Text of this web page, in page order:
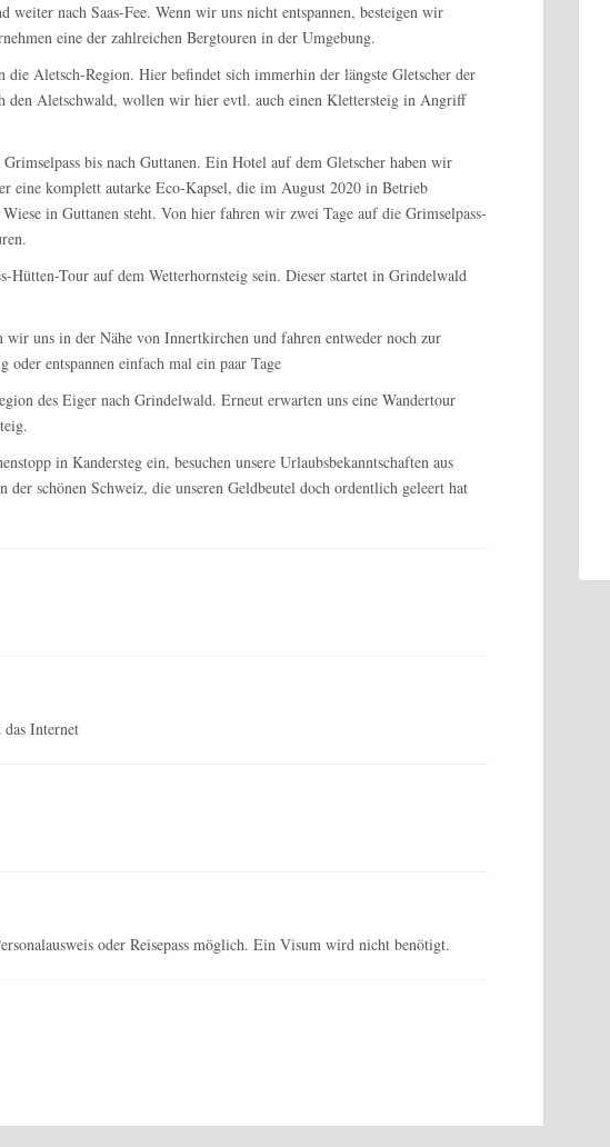
weiter nach Saas-Fee. Wenn wir uns nicht entspannen, besteigen wir
eine der zahlreichen Bergtouren in der Umgebung.
die Aletsch-Region. Hier befindet sich immerhin der längste Gletscher der
den Aletschwald, wollen wir hier evtl. auch einen Klettersteig in Angriff
bis nach Guttanen. Ein Hotel auf dem Gletscher haben wir
eine komplett autarke Eco-Kapsel, die im August 2020 in Betrieb
in Guttanen steht. Von hier fahren wir zwei Tage auf die Grimselpass-
Hütten-Tour auf dem Wetterhornsteig sein. Dieser startet in Grindelwald
wir uns in der Nähe von Innertkirchen und fahren entweder noch zur
entspannen einfach mal ein paar Tage
des Eiger nach Grindelwald. Erneut erwarten uns eine Wandertour
in Kandersteg ein, besuchen unsere Urlaubsbekanntschaften aus
der schönen Schweiz, die unseren Geldbeutel doch ordentlich geleert hat
Internet
oder Reisepass möglich. Ein Visum wird nicht benötigt.